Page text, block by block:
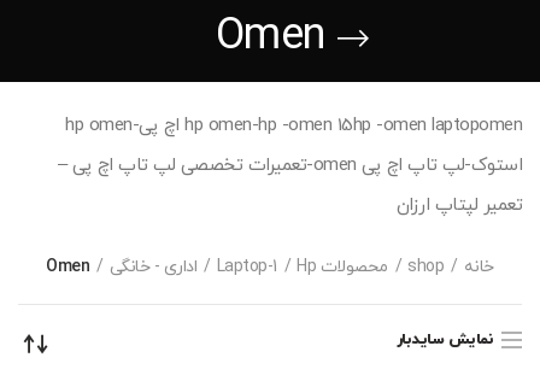
Omen
hp omen-hp -omen 15hp -omen laptopomen اچ پی-hp omen
استوک-لپ تاپ اچ پی omen-تعمیرات تخصصی لپ تاپ اچ پی –
تعمیر لپتاپ ارزان
خانه shop محصولات Hp 1-Laptop اداری - خانگی Omen
نمایش سایدبار